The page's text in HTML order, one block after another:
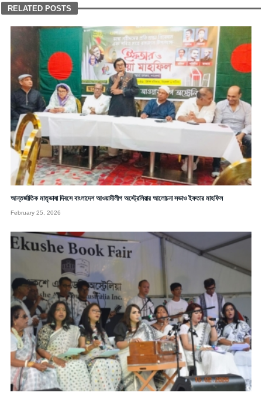
RELATED POSTS
আন্তর্জাতিক মাতৃভাষা দিবসে বাংলাদেশ আওয়ামীলীগ অস্ট্রেলিয়ার আলোচনা সভাও ইফতার মাহফিল
February 25, 2026